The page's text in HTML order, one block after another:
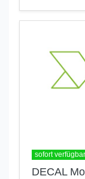
sofort
DECAL